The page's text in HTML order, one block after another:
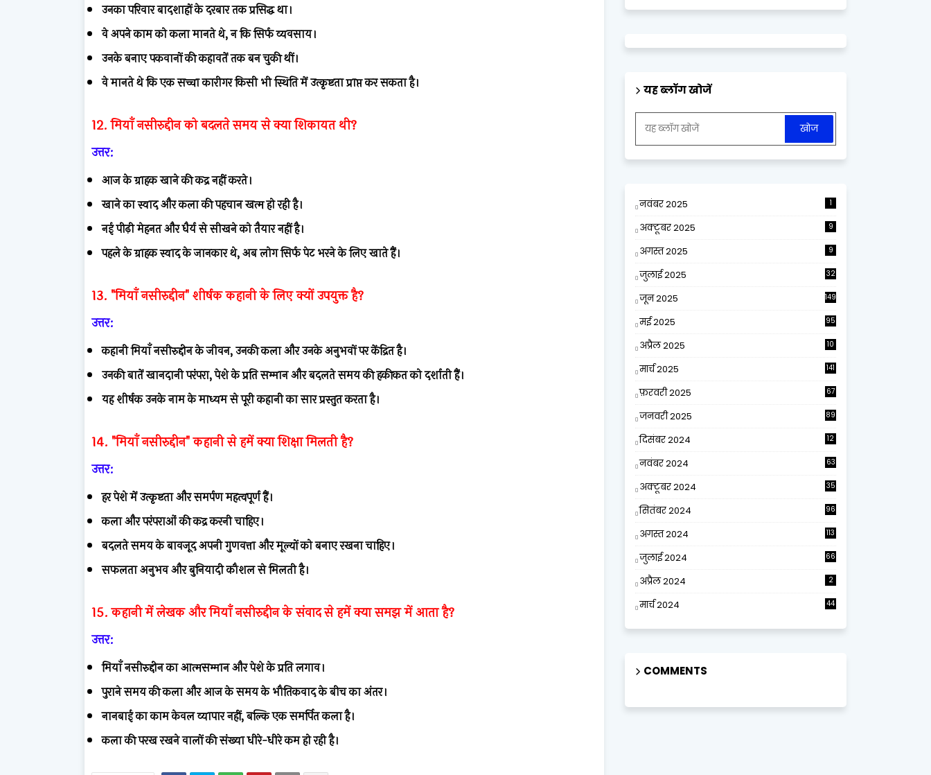
उनका परिवार बादशाहों के दरबार तक प्रसिद्ध था।
वे अपने काम को कला मानते थे, न कि सिर्फ व्यवसाय।
उनके बनाए पकवानों की कहावतें तक बन चुकी थीं।
वे मानते थे कि एक सच्चा कारीगर किसी भी स्थिति में उत्कृष्टता प्राप्त कर सकता है।
12. मियाँ नसीरुद्दीन को बदलते समय से क्या शिकायत थी?
उत्तर:
आज के ग्राहक खाने की कद्र नहीं करते।
खाने का स्वाद और कला की पहचान खत्म हो रही है।
नई पीढ़ी मेहनत और धैर्य से सीखने को तैयार नहीं है।
पहले के ग्राहक स्वाद के जानकार थे, अब लोग सिर्फ पेट भरने के लिए खाते हैं।
13. "मियाँ नसीरुद्दीन" शीर्षक कहानी के लिए क्यों उपयुक्त है?
उत्तर:
कहानी मियाँ नसीरुद्दीन के जीवन, उनकी कला और उनके अनुभवों पर केंद्रित है।
उनकी बातें खानदानी परंपरा, पेशे के प्रति सम्मान और बदलते समय की हकीकत को दर्शाती हैं।
यह शीर्षक उनके नाम के माध्यम से पूरी कहानी का सार प्रस्तुत करता है।
14. "मियाँ नसीरुद्दीन" कहानी से हमें क्या शिक्षा मिलती है?
उत्तर:
हर पेशे में उत्कृष्टता और समर्पण महत्वपूर्ण हैं।
कला और परंपराओं की कद्र करनी चाहिए।
बदलते समय के बावजूद अपनी गुणवत्ता और मूल्यों को बनाए रखना चाहिए।
सफलता अनुभव और बुनियादी कौशल से मिलती है।
15. कहानी में लेखक और मियाँ नसीरुद्दीन के संवाद से हमें क्या समझ में आता है?
उत्तर:
मियाँ नसीरुद्दीन का आत्मसम्मान और पेशे के प्रति लगाव।
पुराने समय की कला और आज के समय के भौतिकवाद के बीच का अंतर।
नानबाई का काम केवल व्यापार नहीं, बल्कि एक समर्पित कला है।
कला की परख रखने वालों की संख्या धीरे-धीरे कम हो रही है।
यह ब्लॉग खोजें
नवंबर 2025 1
अक्टूबर 2025 9
अगस्त 2025 9
जुलाई 2025 32
जून 2025 149
मई 2025 95
अप्रैल 2025
10
मार्च 2025 141
फ़रवरी 2025 67
जनवरी 2025 89
दिसंबर 2024
12
नवंबर 2024 63
अक्टूबर 2024 35
सितंबर 2024 96
अगस्त 2024 113
जुलाई 2024 66
अप्रैल 2024 2
मार्च 2024 44
COMMENTS